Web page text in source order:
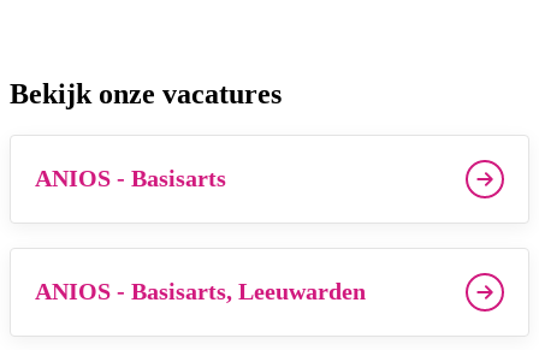
Bekijk onze vacatures
ANIOS - Basisarts
ANIOS - Basisarts, Leeuwarden